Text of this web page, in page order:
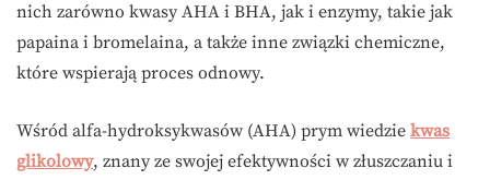
nich zarówno kwasy AHA i BHA, jak i enzymy, takie jak
papaina i bromelaina, a także inne związki chemiczne,
które wspierają proces odnowy.
Wśród alfa-hydroksykwasów (AHA) prym wiedzie kwas
glikolowy, znany ze swojej efektywności w złuszczaniu i